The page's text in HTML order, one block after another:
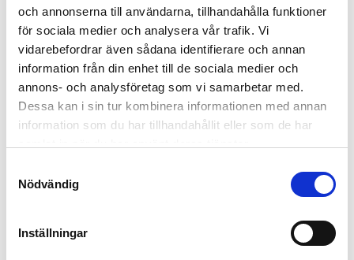
och annonserna till användarna, tillhandahålla funktioner
för sociala medier och analysera vår trafik. Vi
vidarebefordrar även sådana identifierare och annan
information från din enhet till de sociala medier och
annons- och analysföretag som vi samarbetar med.
Dessa kan i sin tur kombinera informationen med annan
information som du har tillhandahållit eller som de har
Nödvändig
Inställningar